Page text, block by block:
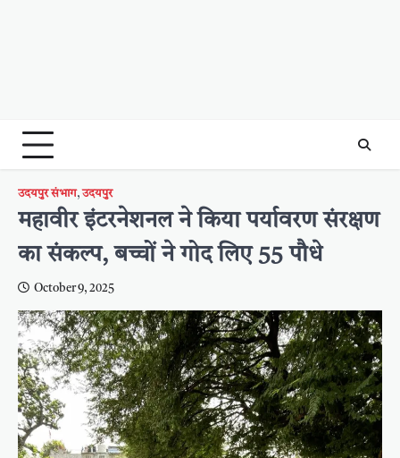
उदयपुर संभाग, उदयपुर
महावीर इंटरनेशनल ने किया पर्यावरण संरक्षण
का संकल्प, बच्चों ने गोद लिए 55 पौधे
October 9, 2025